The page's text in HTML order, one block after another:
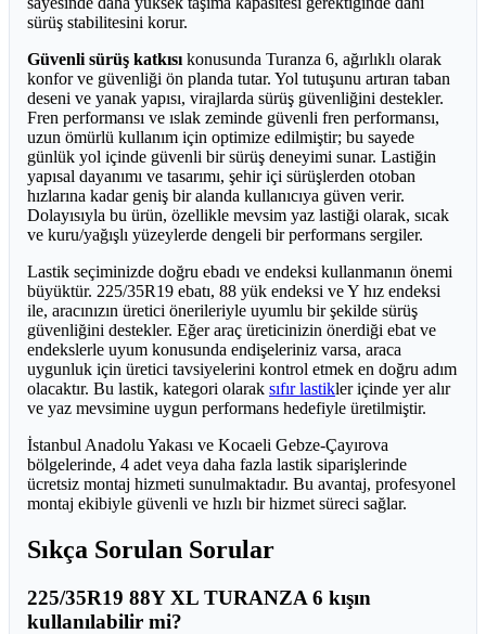
sürüş stabilitesini korur.
Güvenli sürüş katkısı konusunda Turanza 6, ağırlıklı olarak
konfor ve güvenliği ön planda tutar. Yol tutuşunu artıran taban
deseni ve yanak yapısı, virajlarda sürüş güvenliğini destekler.
Fren performansı ve ıslak zeminde güvenli fren performansı,
uzun ömürlü kullanım için optimize edilmiştir; bu sayede
günlük yol içinde güvenli bir sürüş deneyimi sunar. Lastiğin
yapısal dayanımı ve tasarımı, şehir içi sürüşlerden otoban
hızlarına kadar geniş bir alanda kullanıcıya güven verir.
Dolayısıyla bu ürün, özellikle mevsim yaz lastiği olarak, sıcak
ve kuru/yağışlı yüzeylerde dengeli bir performans sergiler.
Lastik seçiminizde doğru ebadı ve endeksi kullanmanın önemi
büyüktür. 225/35R19 ebatı, 88 yük endeksi ve Y hız endeksi
ile, aracınızın üretici önerileriyle uyumlu bir şekilde sürüş
güvenliğini destekler. Eğer araç üreticinizin önerdiği ebat ve
endekslerle uyum konusunda endişeleriniz varsa, araca
uygunluk için üretici tavsiyelerini kontrol etmek en doğru adım
olacaktır. Bu lastik, kategori olarak sıfır lastikler içinde yer alır
ve yaz mevsimine uygun performans hedefiyle üretilmiştir.
İstanbul Anadolu Yakası ve Kocaeli Gebze-Çayırova
bölgelerinde, 4 adet veya daha fazla lastik siparişlerinde
ücretsiz montaj hizmeti sunulmaktadır. Bu avantaj, profesyonel
montaj ekibiyle güvenli ve hızlı bir hizmet süreci sağlar.
Sıkça Sorulan Sorular
225/35R19 88Y XL TURANZA 6 kışın
kullanılabilir mi?